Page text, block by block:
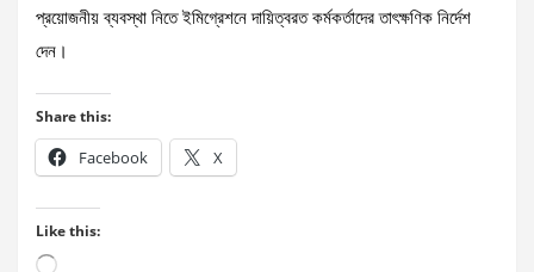
প্রয়োজনীয় ব্যবস্থা নিতে ইমিগ্রেশনে দায়িত্বরত কর্মকর্তাদের তাৎক্ষণিক নির্দেশ
দেন।
Share this:
Facebook X
Like this:
Loading…